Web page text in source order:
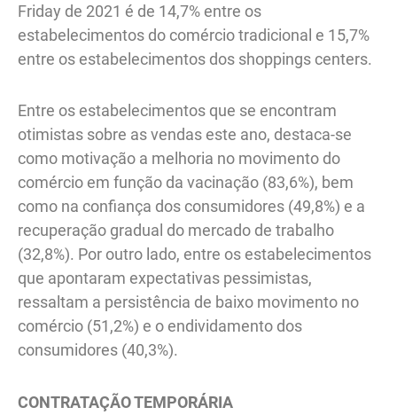
Friday de 2021 é de 14,7% entre os
estabelecimentos do comércio tradicional e 15,7%
entre os estabelecimentos dos shoppings centers.
Entre os estabelecimentos que se encontram
otimistas sobre as vendas este ano, destaca-se
como motivação a melhoria no movimento do
comércio em função da vacinação (83,6%), bem
como na confiança dos consumidores (49,8%) e a
recuperação gradual do mercado de trabalho
(32,8%). Por outro lado, entre os estabelecimentos
que apontaram expectativas pessimistas,
ressaltam a persistência de baixo movimento no
comércio (51,2%) e o endividamento dos
consumidores (40,3%).
CONTRATAÇÃO TEMPORÁRIA